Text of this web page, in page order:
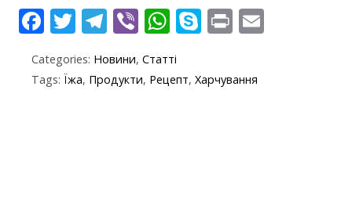
F
e
b
T
itt
er
T
e
gr
Vi
er
W
at
S
y
p
Pr
t
Categories: Новини, Статті
Tags: Їжа, Продукти, Рецепт, Харчування